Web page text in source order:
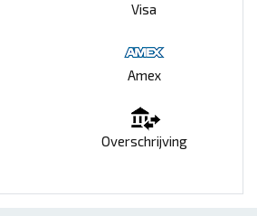
Visa
Amex
Overschrijving